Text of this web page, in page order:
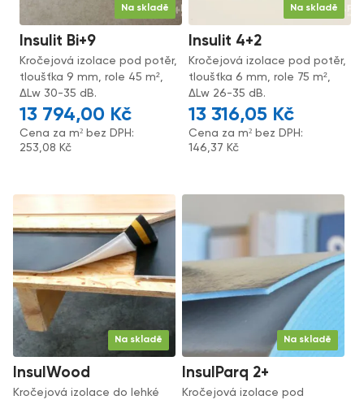
Na skladě
Insulit Bi+9
Kročejová izolace pod potěr,
tloušťka 9 mm, role 45 m²,
ΔLw 30-35 dB.
13 794,00 Kč
Cena za m² bez DPH:
253,08 Kč
Na skladě
Insulit 4+2
Kročejová izolace pod potěr,
tloušťka 6 mm, role 75 m²,
ΔLw 26-35 dB.
13 316,05 Kč
Cena za m² bez DPH:
146,37 Kč
Na skladě
InsulWood
Kročejová izolace do lehké
Na skladě
InsulParq 2+
Kročejová izolace pod